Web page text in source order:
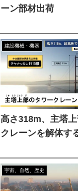
ーン部材出荷
建設機械・機器
高さ318m、主塔
クレーンを解体す
宇宙、自然、歴史